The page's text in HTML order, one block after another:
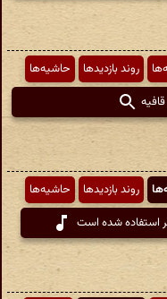
روند بازدیدها
حاشیه‌ها
روند بازدیدها
حاشیه‌ها
استفاده شده است